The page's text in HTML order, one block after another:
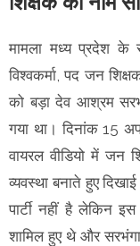
मामला मध्य प्रदेश के
विश्वकर्मा, पद जन
को बड़ा देव आश्रम
गया था। दिनांक 15
वायरल वीडियो में जन
व्यवस्था बनाते हुए
पार्टी नहीं है लेकिन इस
शामिल हुए थे और